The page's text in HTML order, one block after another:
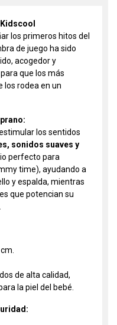
los primeros hitos del
de juego ha sido
acogedor y
que los más
los rodea en un
los sentidos
sonidos suaves y
perfecto para
time), ayudando a
y espalda, mientras
que potencian su
de alta calidad,
la piel del bebé.